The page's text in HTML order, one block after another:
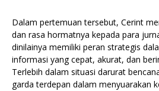
Dalam pertemuan tersebut, Cerint
dan rasa hormatnya kepada para
dinilainya memiliki peran strategis
informasi yang cepat, akurat, dan
Terlebih dalam situasi darurat
garda terdepan dalam menyuarakan